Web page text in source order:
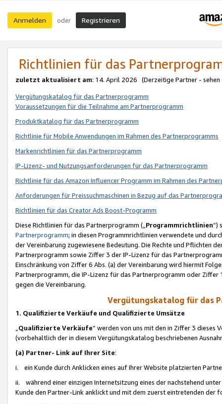
Anmelden oder Registrieren
Richtlinien für das
zuletzt aktualisiert am: 14. April 2026 (Derzeitige Partner - sehen
Vergütungskatalog für das Partnerprogramm
Voraussetzungen für die Teilnahme am Partnerprogramm
Produktkatalog für das Partnerprogramm
Richtlinie für Mobile Anwendungen im Rahmen des Partnerprogramms
Markenrichtlinien für das Partnerprogramm
IP-Lizenz- und Nutzungsanforderungen für das Partnerprogramm
Richtlinie für das Amazon Influencer Programm im Rahmen des
Anforderungen für Preissuchmaschinen in Bezug auf das
Richtlinien für das Creator Ads Boost-Programm
Diese Richtlinien für das Partnerprogramm („Programmrichtlinien“)
Partnerprogramm; in diesen Programmrichtlinien verwendete und
der Vereinbarung zugewiesene Bedeutung. Die Rechte und Pflichten
Partnerprogramm sowie Ziffer 3 der IP-Lizenz für das
Einschränkung von Ziffer 6 Abs. (a) der Vereinbarung wird hiermit
Partnerprogramm, die IP-Lizenz für das Partnerprogramm oder
gegen die Vereinbarung.
Vergütungskatalog für das
1. Qualifizierte Verkäufe und Qualifizierte Umsätze
Qualifizierte Verkäufe“ werden von uns mit den in Ziffer 3
(vorbehaltlich der in diesem Vergütungskatalog beschriebenen
(a) Partner- Link auf Ihrer Site:
i. ein Kunde durch Anklicken eines auf Ihrer Website platzierten
ii. während einer einzigen Internetsitzung eines der nachstehend
Kunde den Partner-Link anklickt und mit dem zuerst eintretenden der